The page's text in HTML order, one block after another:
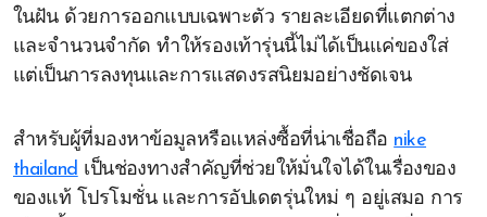
ในฝัน ด้วยการออกแบบเฉพาะตัว รายละเอียดที่แตกต่าง
และจำนวนจำกัด ทำให้รองเท้ารุ่นนี้ไม่ได้เป็นแค่ของใส่
แต่เป็นการลงทุนและการแสดงรสนิยมอย่างชัดเจน
สำหรับผู้ที่มองหาข้อมูลหรือแหล่งซื้อที่น่าเชื่อถือ nike
thailand เป็นช่องทางสำคัญที่ช่วยให้มั่นใจได้ในเรื่องของ
ของแท้ โปรโมชั่น และการอัปเดตรุ่นใหม่ ๆ อยู่เสมอ การ